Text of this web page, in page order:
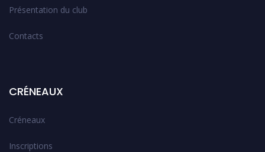
Présentation du club
Contacts
CRÉNEAUX
Créneaux
Inscriptions